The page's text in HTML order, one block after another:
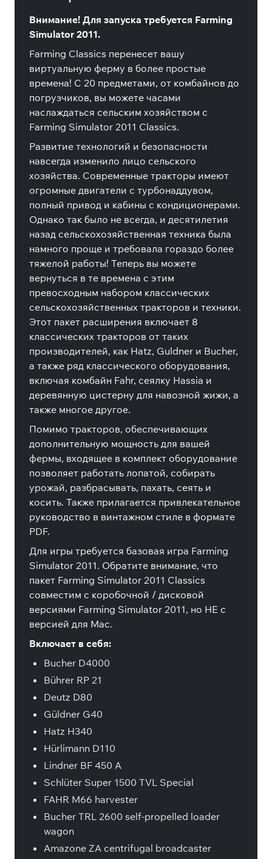
Внимание! Для запуска требуется Farming
Simulator 2011.
Farming Classics перенесет вашу
виртуальную ферму в более простые
времена! С 20 предметами, от комбайнов до
погрузчиков, вы можете часами
наслаждаться сельским хозяйством с
Farming Simulator 2011 Classics.
Развитие технологий и безопасности
навсегда изменило лицо сельского
хозяйства. Современные тракторы имеют
огромные двигатели с турбонаддувом,
полный привод и кабины с кондиционерами.
Однако так было не всегда, и десятилетия
назад сельскохозяйственная техника была
намного проще и требовала гораздо более
тяжелой работы! Теперь вы можете
вернуться в те времена с этим
превосходным набором классических
сельскохозяйственных тракторов и техники.
Этот пакет расширения включает 8
классических тракторов от таких
производителей, как Hatz, Guldner и Bucher,
а также ряд классического оборудования,
включая комбайн Fahr, сеялку Hassia и
деревянную цистерну для навозной жижи, а
также многое другое.
Помимо тракторов, обеспечивающих
дополнительную мощность для вашей
фермы, входящее в комплект оборудование
позволяет работать лопатой, собирать
урожай, разбрасывать, пахать, сеять и
косить. Также прилагается привлекательное
руководство в винтажном стиле в формате
PDF.
Для игры требуется базовая игра Farming
Simulator 2011. Обратите внимание, что
пакет Farming Simulator 2011 Classics
совместим с коробочной / дисковой
версиями Farming Simulator 2011, но НЕ с
версией для Mac.
Включает в себя:
Bucher D4000
Bührer RP 21
Deutz D80
Güldner G40
Hatz H340
Hürlimann D110
Lindner BF 450 A
Schlüter Super 1500 TVL Special
FAHR M66 harvester
Bucher TRL 2600 self-propelled loader
wagon
Amazone ZA centrifugal broadcaster